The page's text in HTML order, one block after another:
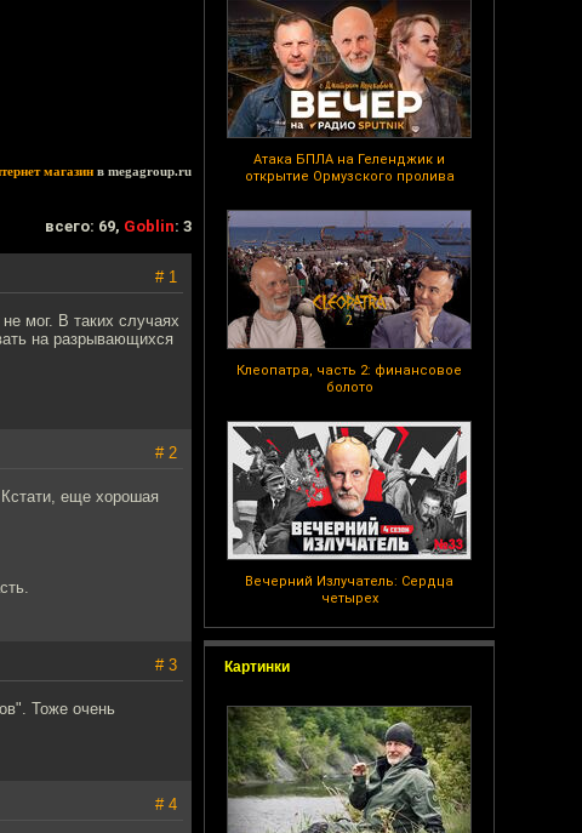
Атака БПЛА на Геленджик и
открытие Ормузского пролива
Клеопатра, часть 2: финансовое
болото
Вечерний Излучатель: Сердца
четырех
Картинки
магазин в megagroup.ru
всего: 69, Goblin: 3
# 1
мог. В таких случаях
на разрывающихся
# 2
еще хорошая
# 3
Тоже очень
# 4